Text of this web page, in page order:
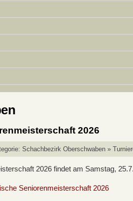
2026
Schachbezirk Oberschwaben »
2026 findet am Samstag,
Seniorenmeisterschaft 2026